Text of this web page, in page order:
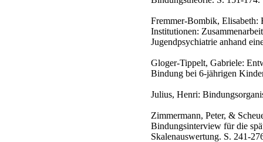
Fremmer-Bombik, Elisabeth:
Institutionen:
Jugendpsychiatrie anhand
Gloger-Tippelt, Gabriele:
Bindung bei 6-jährigen
Julius, Henri:
Zimmermann, Peter, &
Bindungsinterview für die
Skalenauswertung. S. 241-